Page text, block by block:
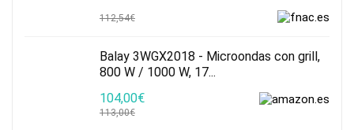
112,54€
Balay 3WGX2018 - Microondas con grill,
800 W / 1000 W, 17...
104,00€
113,00€